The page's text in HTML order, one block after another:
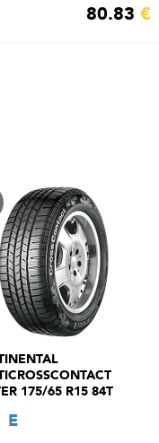
80.83 €
175/65 R15 84T
E